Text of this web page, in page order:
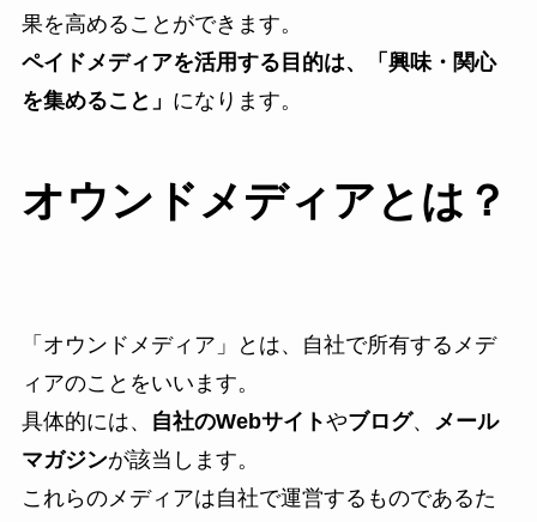
果を高めることができます。
ペイドメディアを活用する目的は、「興味・関心
を集めること」 になります。
オウンドメディアとは？
「オウンドメディア」とは、自社で所有するメデ
ィアのことをいいます。
具体的には、
自社のWebサイトやブログ、
メール
マガジンが該当します。
これらのメディアは自社で運営するものであるた